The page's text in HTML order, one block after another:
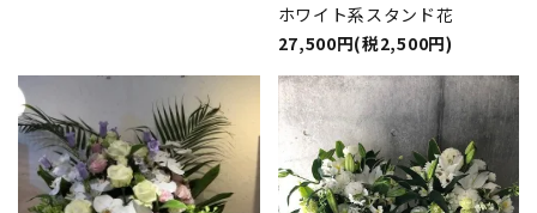
ホワイト系スタンド花
27,500円(税2,500円)